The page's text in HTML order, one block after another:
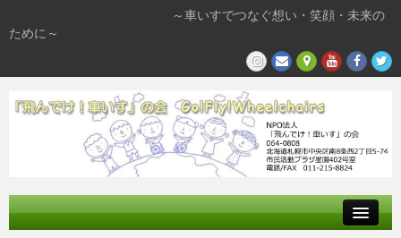
～車いすでつなぐ想い・笑顔・未来の
ために～